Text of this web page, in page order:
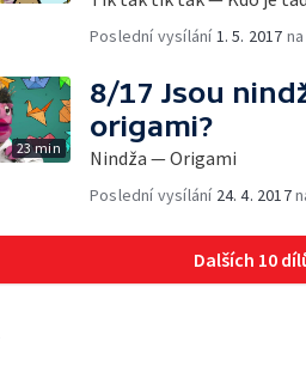
Poslední vysílání1. 5. 2017 na
23 min
8/17 Jsou
origami?
Nindža — Origami
Poslední vysílání 24. 4. 2017
Dalších 10